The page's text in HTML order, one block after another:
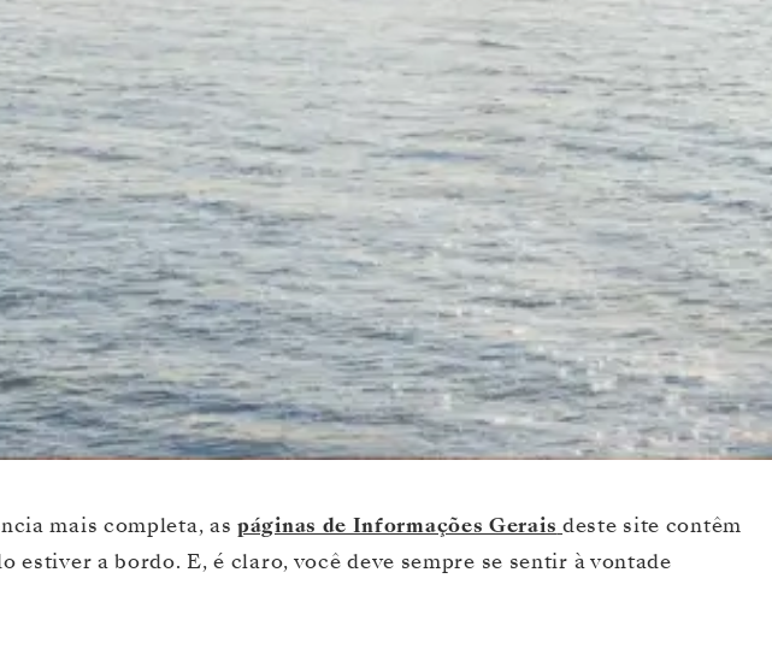
mais completa, as páginas de Informações Gerais deste site contêm
estiver a bordo. E, é claro, você deve sempre se sentir à vontade